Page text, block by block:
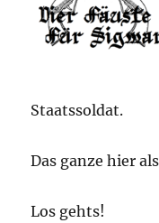
Staatssoldat.
Das ganze hier
Los gehts!